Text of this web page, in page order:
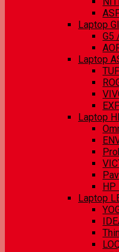
Laptop
G5
Laptop
Laptop
HP
Laptop